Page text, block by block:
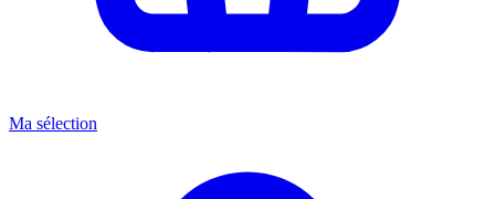
Ma sélection